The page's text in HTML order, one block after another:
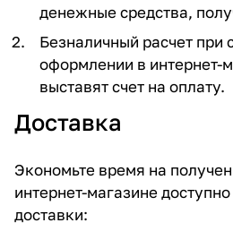
денежные средства,
Безналичный расчет при
оформлении в интернет-
выставят счет на оплату.
Доставка
Экономьте время на
интернет-магазине
доставки: